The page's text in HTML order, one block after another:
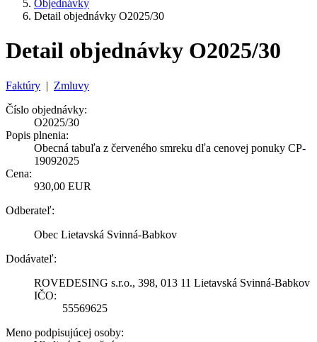
Objednávky
Detail objednávky O2025/30
Detail objednávky O2025/30
Faktúry | Zmluvy
Číslo objednávky:
O2025/30
Popis plnenia:
Obecná tabuľa z červeného smreku dľa cenovej ponuky CP-
19092025
Cena:
930,00 EUR
Odberateľ:
Obec Lietavská Svinná-Babkov
Dodávateľ:
ROVEDESING s.r.o., 398, 013 11 Lietavská Svinná-Babkov
IČO:
55569625
Meno podpisujúcej osoby: